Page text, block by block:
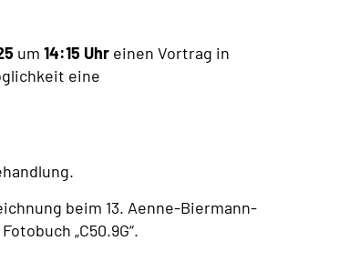
um 14:15 Uhr einen Vortrag in
eine
beim 13. Aenne-Biermann-
„C50.9G“.